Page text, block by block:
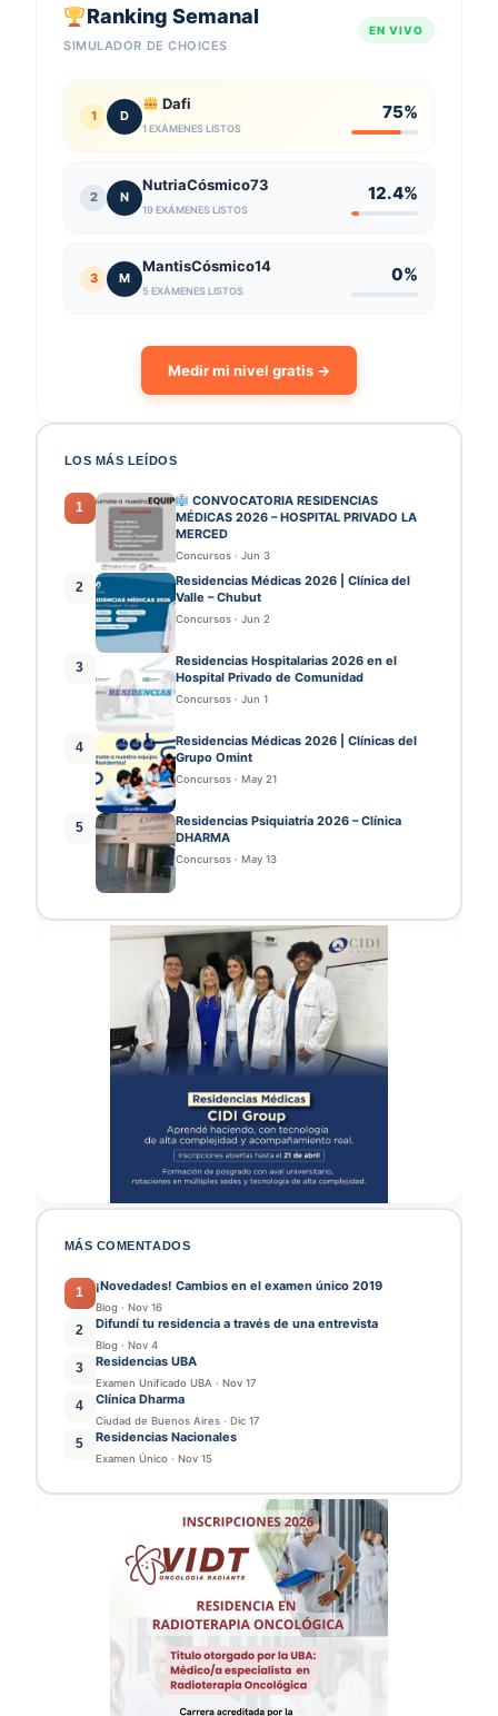
Ranking Semanal
SIMULADOR DE CHOICES
EN VIVO
1 D
Dafi
1 EXÁMENES LISTOS
75%
2 N
NutriaCósmico73
19 EXÁMENES LISTOS
12.4%
3 M
MantisCósmico14
5 EXÁMENES LISTOS
0%
Medir mi nivel gratis →
LOS MÁS LEÍDOS
1
CONVOCATORIA RESIDENCIAS
MÉDICAS 2026 – HOSPITAL PRIVADO LA
MERCED
Concursos · Jun 3
2
Residencias Médicas 2026 | Clínica del
Valle – Chubut
Concursos · Jun 2
3
Residencias Hospitalarias 2026 en el
Hospital Privado de Comunidad
Concursos · Jun 1
4
Residencias Médicas 2026 | Clínicas del
Grupo Omint
Concursos · May 21
5
Residencias Psiquiatría 2026 – Clínica
DHARMA
Concursos · May 13
MÁS COMENTADOS
1 ¡Novedades! Cambios en el examen único 2019
Blog · Nov 16
2 Difundí tu residencia a través de una entrevista
Blog · Nov 4
3 Residencias UBA
Examen Unificado UBA · Nov 17
4 Clínica Dharma
Ciudad de Buenos Aires · Dic 17
5 Residencias Nacionales
Examen Único · Nov 15